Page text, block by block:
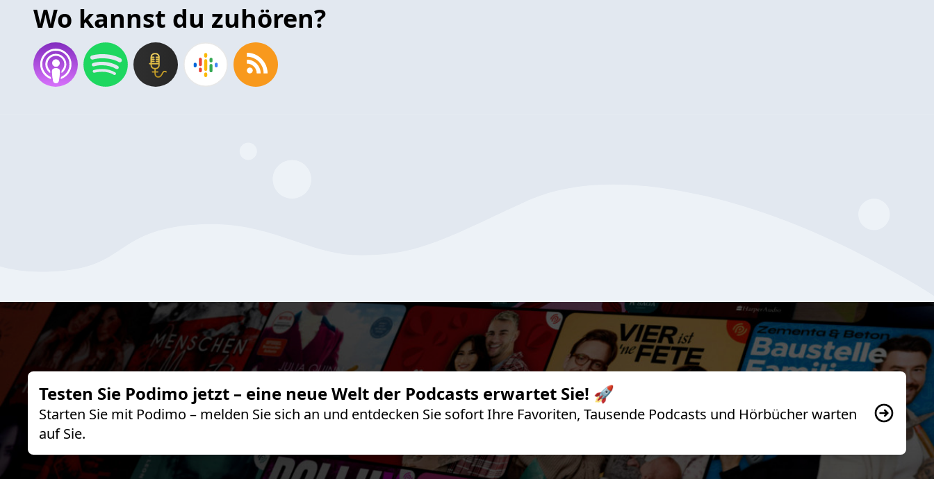
Wo kannst du zuhören?
Testen Sie Podimo jetzt – eine neue Welt der Podcasts erwartet Sie! 🚀
Starten Sie mit Podimo – melden Sie sich an und entdecken Sie sofort Ihre Favoriten, Tausende Podcasts und Hörbücher warten
auf Sie.